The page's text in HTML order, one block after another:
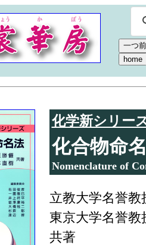
化学新シリー
化合物命
Nomenclature of
立教大学名誉
東京大学名誉
共著